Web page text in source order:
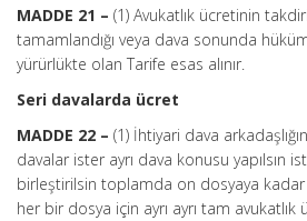
MADDE 21 – (1) Avukatlık ücretinin
tamamlandığı veya dava sonunda
yürürlükte olan Tarife esas alınır.
Seri davalarda ücret
MADDE 22 – (1) İhtiyari dava
davalar ister ayrı dava konusu yapılsın
birleştirilsin toplamda on dosyaya kadar
her bir dosya için ayrı ayrı tam